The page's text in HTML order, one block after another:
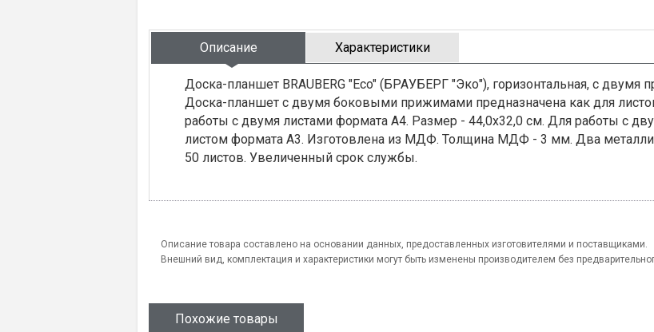
Описание Характеристики
Доска-планшет BRAUBERG "Eco" (БРАУБЕРГ "Эко"), горизонтальная, с
Доска-планшет с двумя боковыми прижимами предназначена как для
работы с двумя листами формата А4. Размер - 44,0х32,0 см. Для работы с
листом формата А3. Изготовлена из МДФ. Толщина МДФ - 3 мм. Два
50 листов. Увеличенный срок службы.
Описание товара составлено на основании данных, предоставленных изготовителями и поставщиками.
Внешний вид, комплектация и характеристики могут быть изменены производителем без
Похожие товары